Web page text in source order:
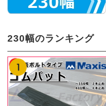
230幅のランキング